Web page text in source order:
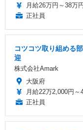
月給26万円～38万
正社員
コツコツ取り組める
迎
株式会社Amark
大阪府
月給22万2,000円～
正社員